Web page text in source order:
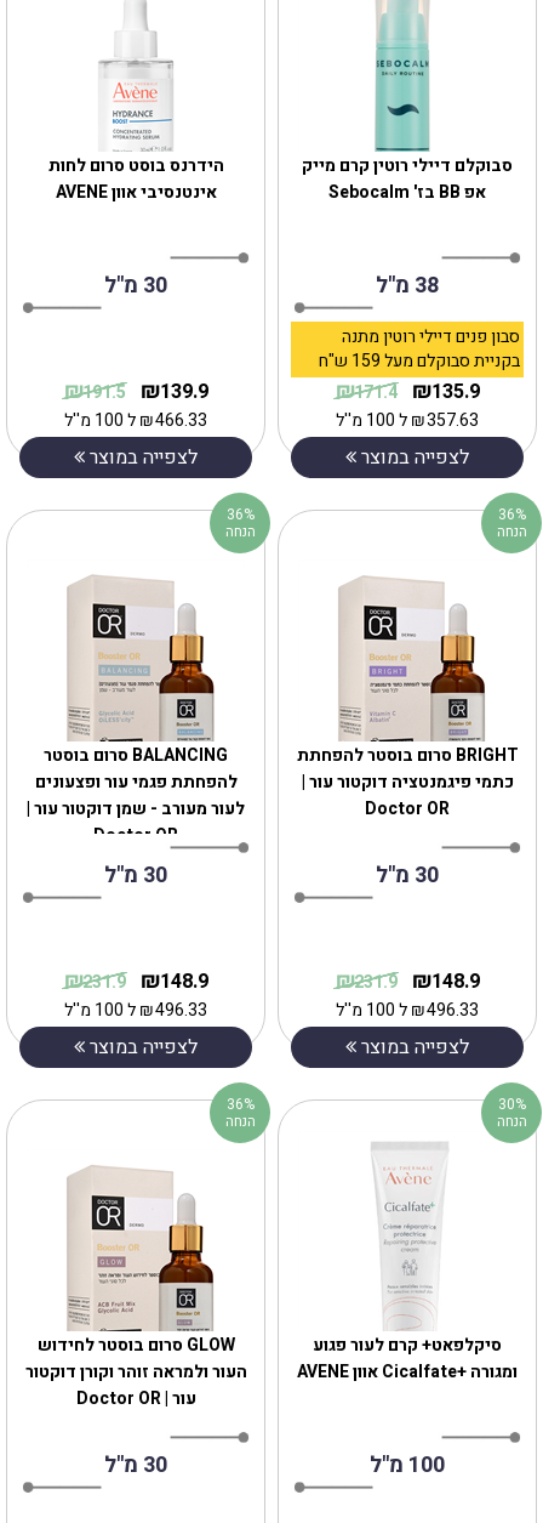
הידרנס בוסט סרום לחות
אינטנסיבי אוון AVENE
30 מ"ל
139.9
₪
191.5
₪
466.33
₪ל 100 מ''ל
לצפייה במוצר
סבוקלם דיילי רוטין קרם מייק
אפ BB בז' Sebocalm
38 מ"ל
סבון פנים דיילי רוטין מתנה
בקניית סבוקלם מעל 159 ש"ח
135.9
₪
171.4
₪
357.63
₪ל 100 מ''ל
לצפייה במוצר
BALANCING סרום בוסטר
להפחתת פגמי עור ופצעונים
לעור מעורב - שמן דוקטור עור |
Doctor OR
30 מ"ל
148.9
₪
231.9
₪
496.33
₪ל 100 מ''ל
לצפייה במוצר
36%
הנחה
BRIGHT סרום בוסטר להפחתת
כתמי פיגמנטציה דוקטור עור |
Doctor OR
30 מ"ל
148.9
₪
231.9
₪
496.33
₪ל 100 מ''ל
לצפייה במוצר
36%
הנחה
GLOW סרום בוסטר לחידוש
העור ולמראה זוהר וקורן דוקטור
עור | Doctor OR
30 מ"ל
36%
הנחה
סיקלפאט+ קרם לעור פגוע
ומגורה +Cicalfate אוון AVENE
100 מ"ל
30%
הנחה